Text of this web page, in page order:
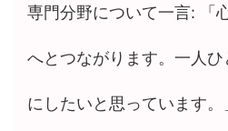
専門分野について一言: 「
へとつながります。一人
にしたいと思っています。